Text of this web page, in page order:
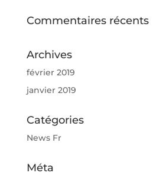
Commentaires récents
Archives
février 2019
janvier 2019
Catégories
News Fr
Méta